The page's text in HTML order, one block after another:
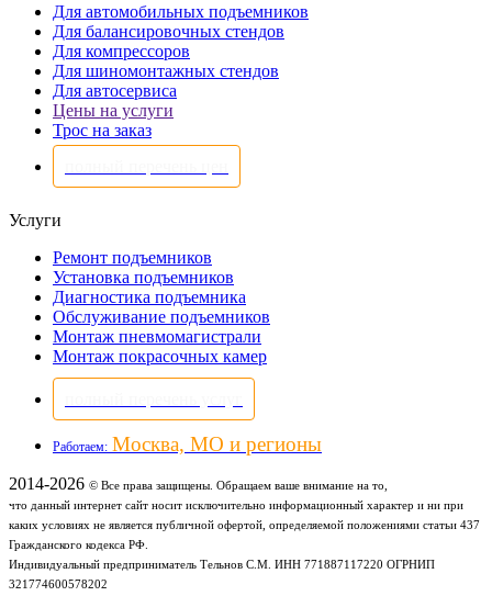
Для автомобильных подъемников
Для балансировочных стендов
Для компрессоров
Для шиномонтажных стендов
Для автосервиса
Цены на услуги
Трос на заказ
Услуги
Ремонт подъемников
Установка подъемников
Диагностика подъемника
Обслуживание подъемников
Монтаж пневмомагистрали
Монтаж покрасочных камер
Работаем: Москва, МО и регионы
2014-2026 © Все права защищены. Обращаем ваше внимание на то,
что данный интернет сайт носит исключительно информационный характер и ни при
каких условиях не является публичной офертой, определяемой положениями статьи 437
Гражданского кодекса РФ.
Индивидуальный предприниматель Тельнов С.М. ИНН 771887117220 ОГРНИП
321774600578202